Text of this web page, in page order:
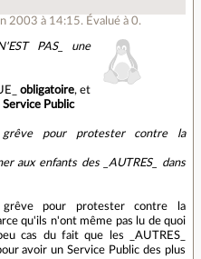
2003 à 14:15. Évalué à0.
PAS_ une
obligatoire, et
Service Public
pour protester contre la
aux enfants des _AUTRES_ dans
pour protester contre la
qu'ils n'ont même pas lu de quoi
cas du fait que les _AUTRES_
avoir un Service Public des plus